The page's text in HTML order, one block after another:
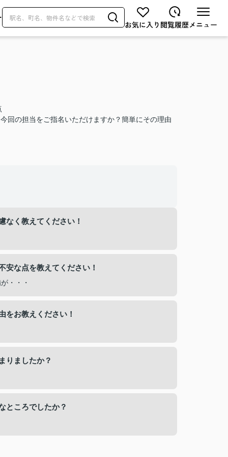
回の担当をご指名いただけますか？簡単にその理由
なく教えてください！
安な点を教えてください！
・・・
をお教えください！
りましたか？
ところでしたか？